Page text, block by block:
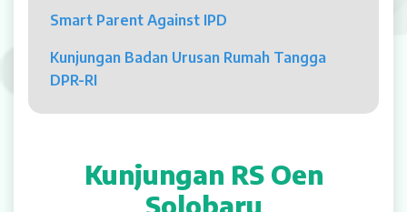
Rawat Jalan
Rawat Inap
Kamar Operasi
Rehabilitasi Medik
Smart Parent Against IPD
Kunjungan Badan Urusan Rumah Tangga
DPR-RI
Kunjungan RS Oen
Solobaru